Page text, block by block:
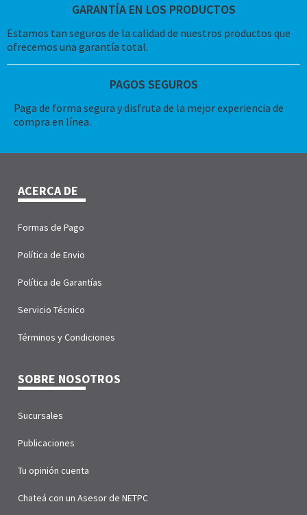
GARANTÍA EN LOS PRODUCTOS
Estamos tan seguros de la calidad de nuestros productos que
ofrecemos una garantía total.
PAGOS SEGUROS
Paga de forma segura y disfruta de la mejor experiencia de
compra en línea.
ACERCA DE
Formas de Pago
Política de Envio
Política de Garantías
Servicio Técnico
Términos y Condiciones
SOBRE NOSOTROS
Sucursales
Publicaciones
Tu opinión cuenta
Chateá con un Asesor de NETPC